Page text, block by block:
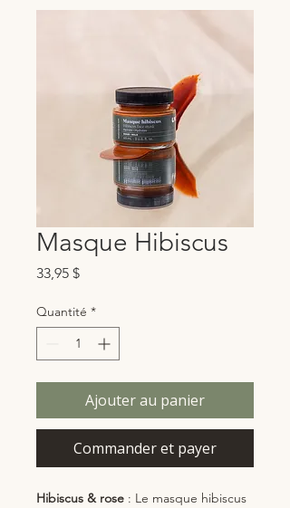
Masque Hibiscus
33,95 $Prix
Quantité *
Ajouter au panier
Commander et payer
Hibiscus & rose : Le masque hibiscus